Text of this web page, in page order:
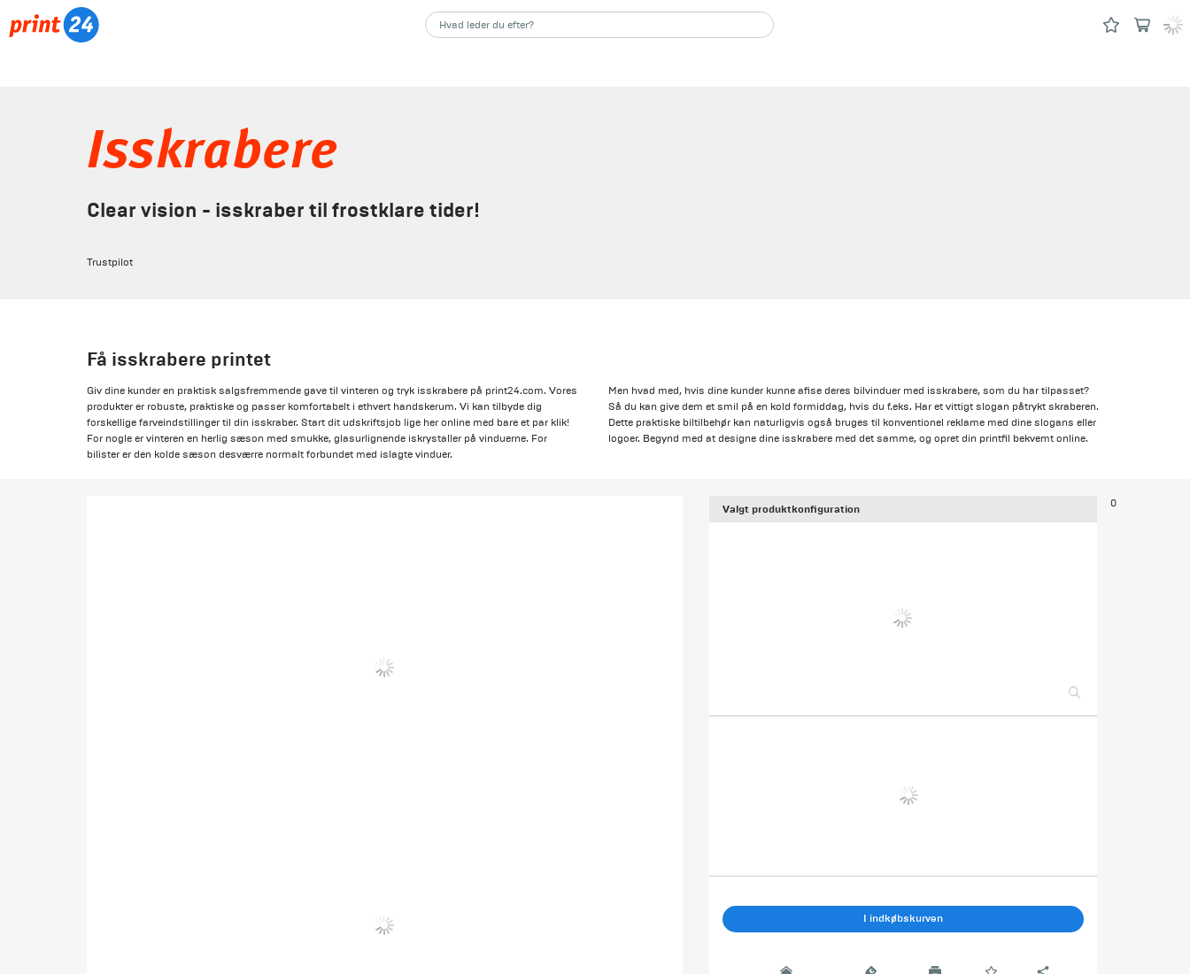
Isskrabere
Clear vision - isskraber til frostklare tider!
Trustpilot
Få isskrabere printet
Giv dine kunder en praktisk salgsfremmende gave til vinteren og tryk isskrabere på print24.com. Vores
produkter er robuste, praktiske og passer komfortabelt i ethvert handskerum. Vi kan tilbyde dig
forskellige farveindstillinger til din isskraber. Start dit udskriftsjob lige her online med bare et par klik!
For nogle er vinteren en herlig sæson med smukke, glasurlignende iskrystaller på vinduerne. For
bilister er den kolde sæson desværre normalt forbundet med islagte vinduer.
Men hvad med, hvis dine kunder kunne afise deres bilvinduer med isskrabere, som du har tilpasset?
Så du kan give dem et smil på en kold formiddag, hvis du f.eks. Har et vittigt slogan påtrykt skraberen.
Dette praktiske biltilbehør kan naturligvis også bruges til konventionel reklame med dine slogans eller
logoer. Begynd med at designe dine isskrabere med det samme, og opret din printfil bekvemt online.
Valgt produktkonfiguration
I indkøbskurven
0